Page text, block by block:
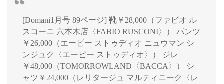
[Domani1月号 89ページ] 靴￥28,000（ファビオ ル
スコーニ 六本木店〈FABIO RUSCONI〉） パンツ
￥26,000（エーピー ストゥディオ ニュウマン シ
ンジュク〈エーピー ストゥディオ〉） ジレ
￥48,000（TOMORROWLAND〈BACCA〉） シ
ャツ￥24,000（レリタージュ マルティニーク〈レ